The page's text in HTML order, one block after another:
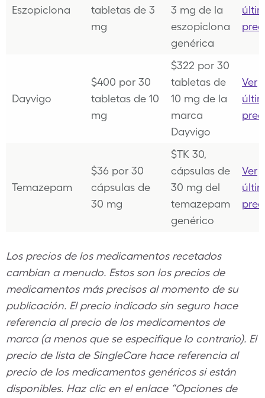
Eszopiclona
tabletas de 3
mg
3 mg de la
eszopiclona
genérica
Dayvigo
$400 por 30
tabletas de 10
mg
$322 por 30
tabletas de
10 mg de la
marca
Dayvigo
Ver
Temazepam
$36 por 30
cápsulas de
30 mg
$TK 30,
cápsulas de
30 mg del
temazepam
genérico
Ver
Los precios de los medicamentos recetados
cambian a menudo. Estos son los precios de
medicamentos más precisos al momento de su
publicación. El precio indicado sin seguro hace
referencia al precio de los medicamentos de
marca (a menos que se especifique lo contrario). El
precio de lista de SingleCare hace referencia al
precio de los medicamentos genéricos si están
disponibles. Haz clic en el enlace “Opciones de